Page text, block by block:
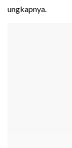
ungkapnya.